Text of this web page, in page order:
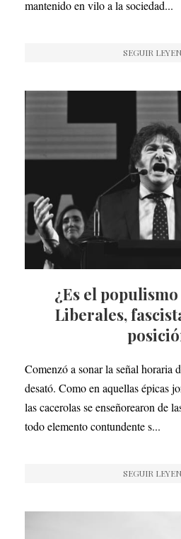
mantenido en vilo a la sociedad...
SEGUIR
¿Es el
Liberales,
Comenzó a sonar la señal horaria
desató. Como en aquellas épicas
las cacerolas se enseñorearon de
todo elemento contundente s...
SEGUIR